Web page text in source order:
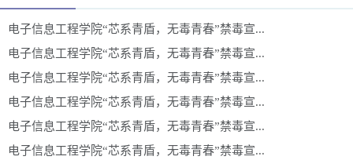
电子信息工程学院“芯系青盾，无毒青春”禁毒宣...
电子信息工程学院“芯系青盾，无毒青春”禁毒宣...
电子信息工程学院“芯系青盾，无毒青春”禁毒宣...
电子信息工程学院“芯系青盾，无毒青春”禁毒宣...
电子信息工程学院“芯系青盾，无毒青春”禁毒宣...
电子信息工程学院“芯系青盾，无毒青春”禁毒宣...